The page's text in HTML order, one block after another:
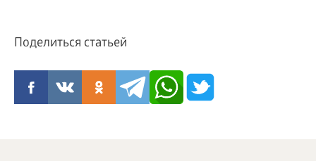
Поделиться статьей